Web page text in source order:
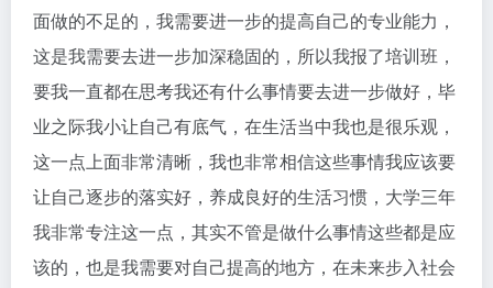
面做的不足的，我需要进一步的提高自己的专业能力，
这是我需要去进一步加深稳固的，所以我报了培训班，
要我一直都在思考我还有什么事情要去进一步做好，毕
业之际我小让自己有底气，在生活当中我也是很乐观，
这一点上面非常清晰，我也非常相信这些事情我应该要
让自己逐步的落实好，养成良好的生活习惯，大学三年
我非常专注这一点，其实不管是做什么事情这些都是应
该的，也是我需要对自己提高的地方，在未来步入社会